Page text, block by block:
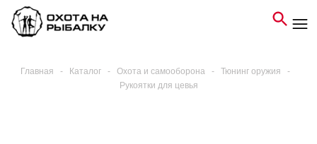
Главная - Каталог - Охота и самооборона - Тюнинг оружия
-
Рукоятки для цевья